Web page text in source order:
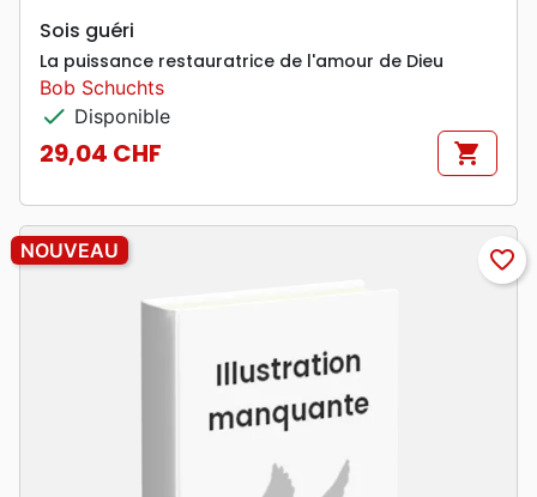
Sois guéri
La puissance restauratrice de l'amour de Dieu
Bob Schuchts
check Disponible
Prix
29,04 CHF shopping_cart
NOUVEAU favorite_border